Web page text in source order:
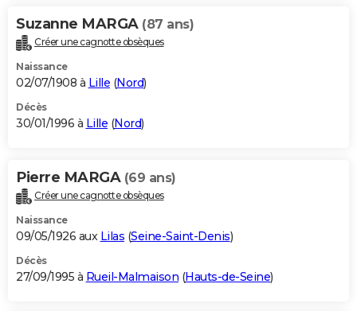
Suzanne MARGA (87 ans)
Créer une cagnotte obsèques
Naissance
02/07/1908 à Lille (Nord)
Décès
30/01/1996 à Lille (Nord)
Pierre MARGA (69 ans)
Créer une cagnotte obsèques
Naissance
09/05/1926 aux Lilas (Seine-Saint-Denis)
Décès
27/09/1995 à Rueil-Malmaison (Hauts-de-Seine)